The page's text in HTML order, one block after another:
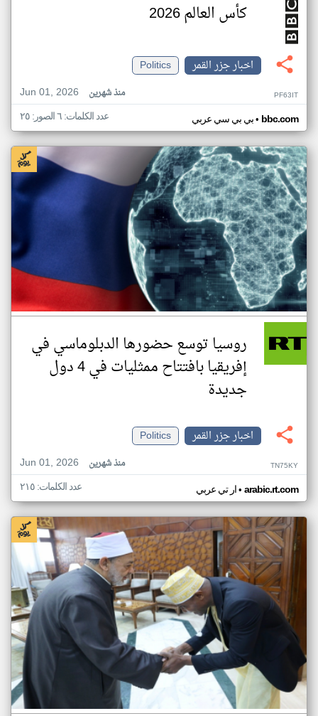
كأس العالم 2026
اخبار جزر القمر
Politics
Jun 01, 2026
منذ شهرين PF63IT
بي بي سي عربي• bbc.com عدد الكلمات: ٦ الصور: ٢٥
روسيا توسع حضورها الدبلوماسي في
إفريقيا بافتتاح ممثليات في 4 دول
جديدة
اخبار جزر القمر
Politics
Jun 01, 2026
منذ شهرين TN75KY
ار تي عربي• arabic.rt.com عدد الكلمات: ٢١٥